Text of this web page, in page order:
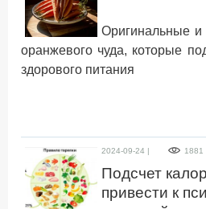
Оригинальные
оранжевого чуда, которые
здорового питания
2024-09-24 | 1881
Подсчет
привести к